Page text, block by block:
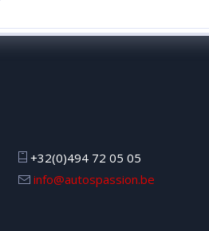
+32(0)494 72 05 05
info@autospassion.be